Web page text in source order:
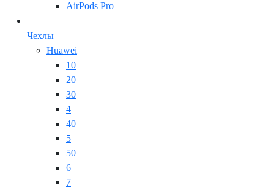
AirPods Pro
Чехлы
Huawei
10
20
30
4
40
5
50
6
7